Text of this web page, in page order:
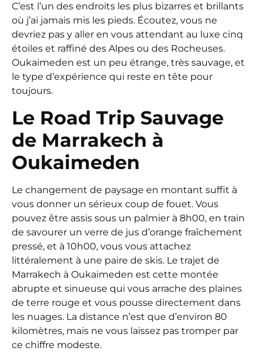
C’est l’un des endroits les plus bizarres et brillants
où j’ai jamais mis les pieds. Écoutez, vous ne
devriez pas y aller en vous attendant au luxe cinq
étoiles et raffiné des Alpes ou des Rocheuses.
Oukaimeden est un peu étrange, très sauvage, et
le type d’expérience qui reste en tête pour
toujours.
Le Road Trip Sauvage
de Marrakech à
Oukaimeden
Le changement de paysage en montant suffit à
vous donner un sérieux coup de fouet. Vous
pouvez être assis sous un palmier à 8h00, en train
de savourer un verre de jus d’orange fraîchement
pressé, et à 10h00, vous vous attachez
littéralement à une paire de skis. Le trajet de
Marrakech à Oukaimeden est cette montée
abrupte et sinueuse qui vous arrache des plaines
de terre rouge et vous pousse directement dans
les nuages. La distance n’est que d’environ 80
kilomètres, mais ne vous laissez pas tromper par
ce chiffre modeste.